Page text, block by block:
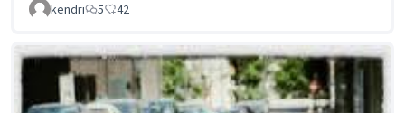
kendri 5 42